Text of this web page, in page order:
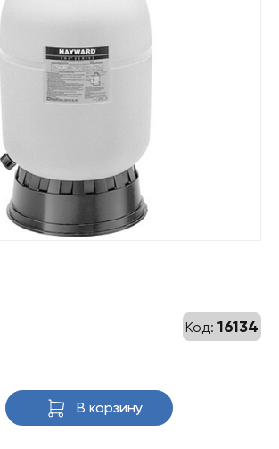
Код: 16134
В корзину